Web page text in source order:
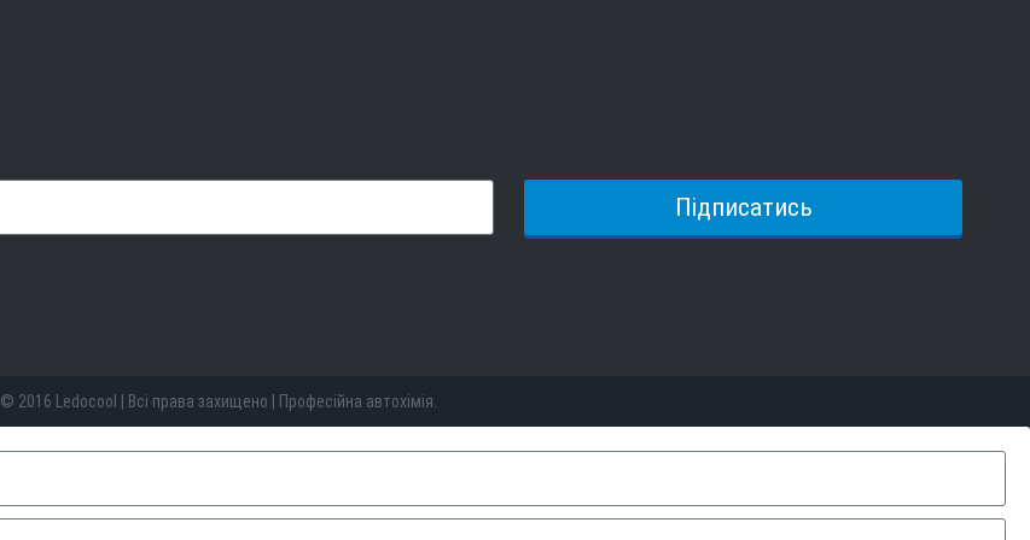
© 2016 Ledocool | Всі права захищено | Професійна автохімія.